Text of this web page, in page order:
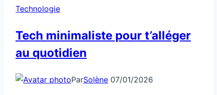
Technologie
Tech minimaliste pour t’alléger
au quotidien
ParSolène 07/01/2026